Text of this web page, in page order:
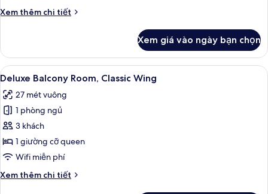
Wing
Xem thêm chi tiết
Chi
Duplex
Suite
Balcony,
Wing
Xem giá vào ngày bạn chọn
Xem
tất
cả
ảnh
Deluxe
Balcony
Room,
Wing
Deluxe Balcony Room, Classic
8
Deluxe Balcony Room, Classic Wing
27 mét vuông
1 phòng ngủ
3 khách
1 giường cỡ queen
Wifi miễn phí
Xem thêm chi tiết
Chi